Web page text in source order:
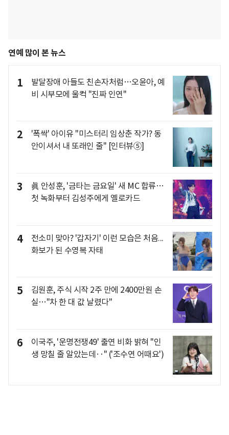
연예 많이 본 뉴스
1
발달장애 아들도 친손자처럼…오윤아, 예
비 시부모에 울컥 "진짜 인연"
2
'폭싹' 아이유 "미스터리 임상춘 작가? 동
안이셔서 내 또래인 줄" [인터뷰⑤]
3
眞 안성훈, '금타는 금요일' 새 MC 합류…
첫 녹화부터 김성주에게 옐로카드
4
전소미 맞아? '갑자기' 이런 모습은 처음...
화보가 된 수영복 자태
5
김원훈, 주식 시작 2주 만에 2400만원 손
실…"차 한 대 값 날렸다"
6
이국주, '운명전쟁49' 출연 비화 밝혀 "인
생 망칠 줄 알았는데‥" ('조수연 어때요')